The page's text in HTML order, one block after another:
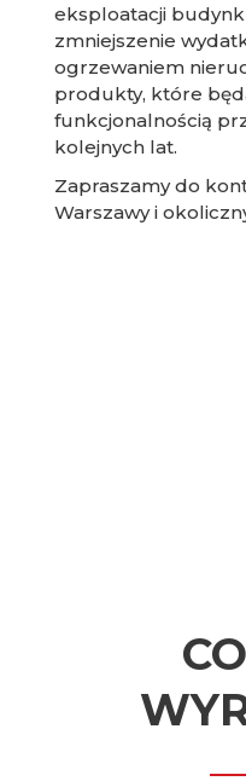
eksploatacji
zmniejszenie
ogrzewaniem
produkty, które
funkcjonalnością
kolejnych lat.
Zapraszamy do
Warszawy i